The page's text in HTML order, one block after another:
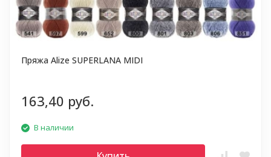
Пряжа Alize SUPERLANA MIDI
163,40 руб.
В наличии